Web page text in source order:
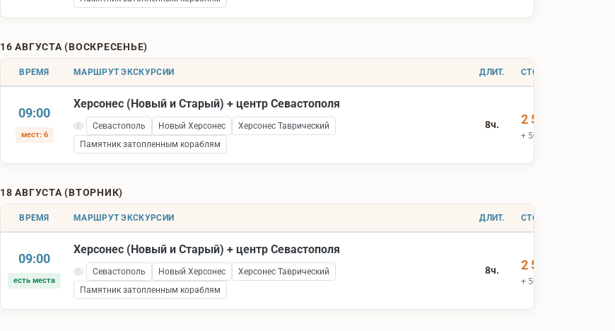
16 АВГУСТА (ВОСКРЕСЕНЬЕ)
ВРЕМЯ МАРШРУТ ЭКСКУРСИИ ДЛИТ. СТОИМОСТЬ
09:00
мест: 6
Херсонес (Новый и Старый) + центр Севастополя
Севастополь Новый Херсонес
Херсонес Таврический
Памятник затопленным кораблям
8ч. 2 500 ₽
+ 500 ₽ вх.билеты
18 АВГУСТА (ВТОРНИК)
ВРЕМЯ МАРШРУТ ЭКСКУРСИИ ДЛИТ. СТОИМОСТЬ
09:00
есть места
Херсонес (Новый и Старый) + центр Севастополя
Севастополь Новый Херсонес
Херсонес Таврический
Памятник затопленным кораблям
8ч. 2 500 ₽
+ 500 ₽ вх.билеты